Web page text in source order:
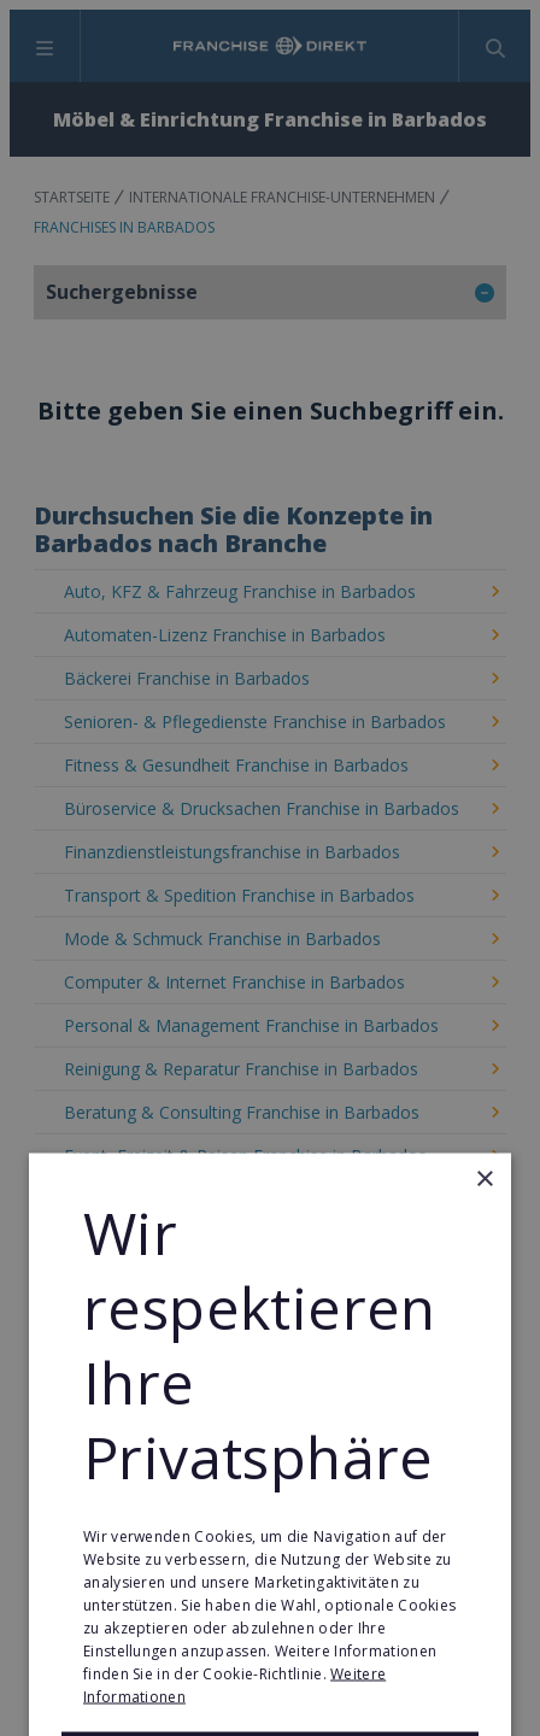
Menü Suchen
Möbel & Einrichtung Franchise in Barbados
STARTSEITE
INTERNATIONALE FRANCHISE-UNTERNEHMEN
FRANCHISES IN BARBADOS
Suchergebnisse
Bitte geben Sie einen Suchbegriff ein.
Durchsuchen Sie die Konzepte in
Barbados nach Branche
Auto, KFZ & Fahrzeug Franchise in Barbados
Automaten-Lizenz Franchise in Barbados
Bäckerei Franchise in Barbados
Senioren- & Pflegedienste Franchise in Barbados
Fitness & Gesundheit Franchise in Barbados
Büroservice & Drucksachen Franchise in Barbados
Finanzdienstleistungsfranchise in Barbados
Transport & Spedition Franchise in Barbados
Mode & Schmuck Franchise in Barbados
Computer & Internet Franchise in Barbados
Personal & Management Franchise in Barbados
Reinigung & Reparatur Franchise in Barbados
Beratung & Consulting Franchise in Barbados
Event, Freizeit & Reisen Franchise in Barbados
Gebäude & Haustechnik Franchise in Barbados
Handwerk Franchise in Barbados
Dienstleistungsfranchise in Barbados
Telekommunikation Franchise in Barbados
Sport Franchise in Barbados
Tier- & Zoobedarf Franchise in Barbados
Immobilien Franchise in Barbados
Kinder & Erziehung Franchise in Barbados
Kosmetik Franchise in Barbados
×
Wir
respektieren
Ihre
Privatsphäre
Wir verwenden Cookies, um die Navigation auf der
Website zu verbessern, die Nutzung der Website zu
analysieren und unsere Marketingaktivitäten zu
unterstützen. Sie haben die Wahl, optionale Cookies
zu akzeptieren oder abzulehnen oder Ihre
Einstellungen anzupassen. Weitere Informationen
finden Sie in der Cookie-Richtlinie.Weitere
Informationen